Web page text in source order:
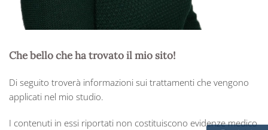
Che bello che ha trovato il mio sito!
Di seguito troverà informazioni sui trattamenti che vengono
applicati nel mio studio.
I contenuti in essi riportati non costituiscono evidenze medico